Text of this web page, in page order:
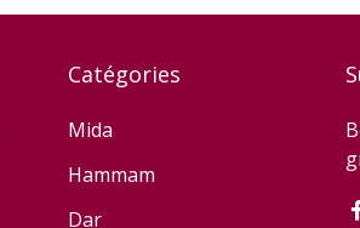
Catégories
Mida
Hammam
Dar